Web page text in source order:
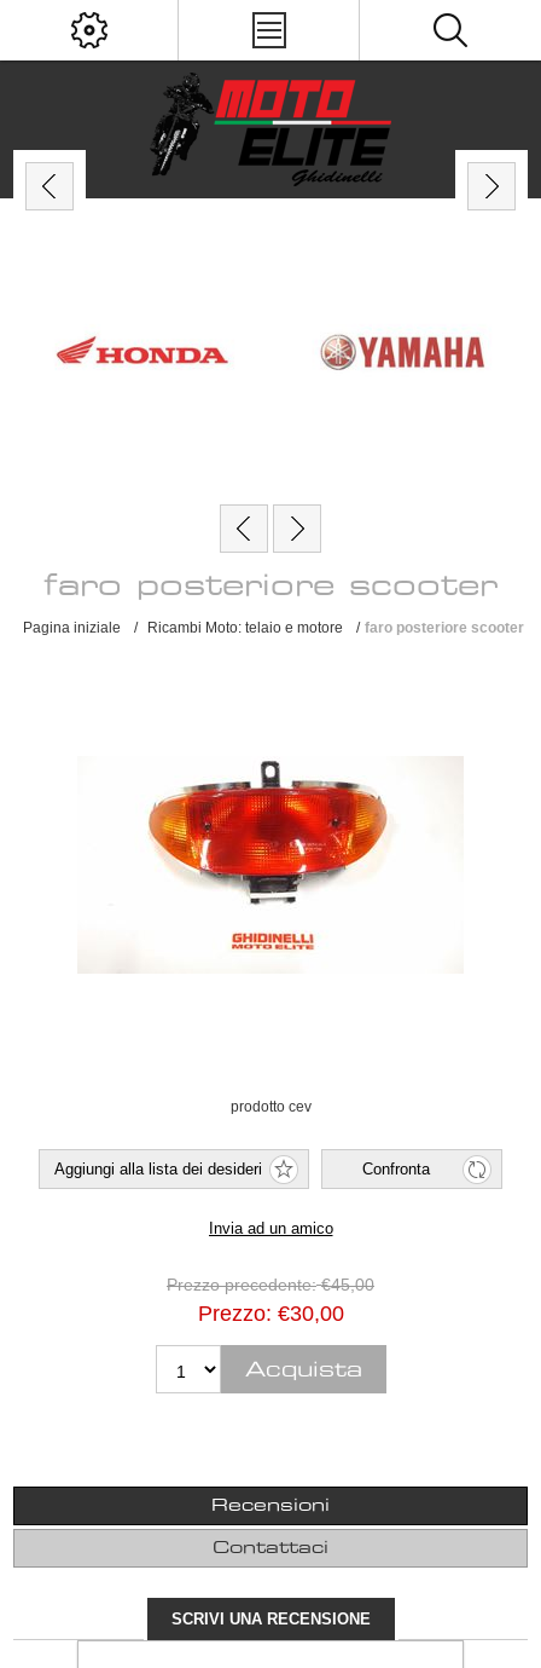
faro posteriore scooter
Pagina iniziale / Ricambi Moto: telaio e motore / faro posteriore scooter
prodotto cev
Prezzo precedente: €45,00
Prezzo: €30,00
Recensioni
Contattaci
SCRIVI UNA RECENSIONE